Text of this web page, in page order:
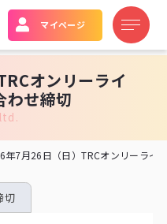
マイページ
オンリーライ
せ締切
年7月26日（日）TRCオンリーラ
切